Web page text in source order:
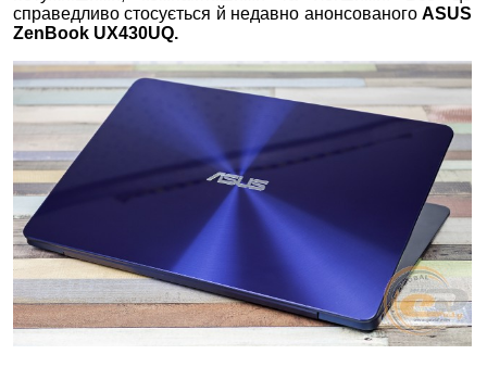
справедливо стосується й недавно анонсованогоASUS
ZenBook UX430UQ.